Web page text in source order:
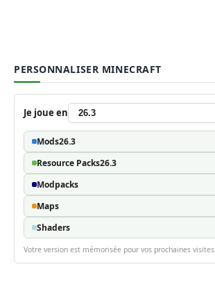
PERSONNALISER MINECRAFT
Je joue en
Mods26.3
Resource Packs26.3
Modpacks
Maps
Shaders
Votre version est mémorisée pour vos prochaines visites.